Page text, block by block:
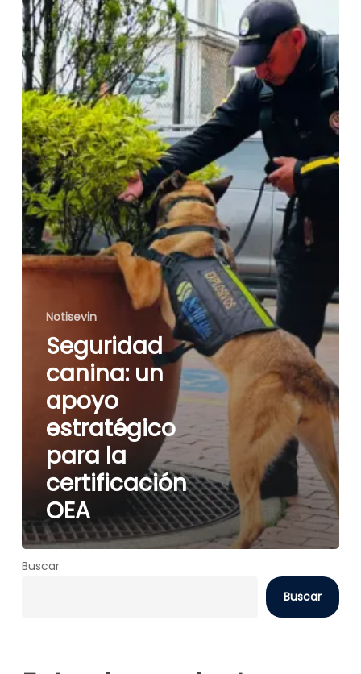
estratégico
para
la
certificación
OEA
Notisevin
Seguridad
canina: un
apoyo
estratégico
para la
certificación
OEA
Buscar
Buscar